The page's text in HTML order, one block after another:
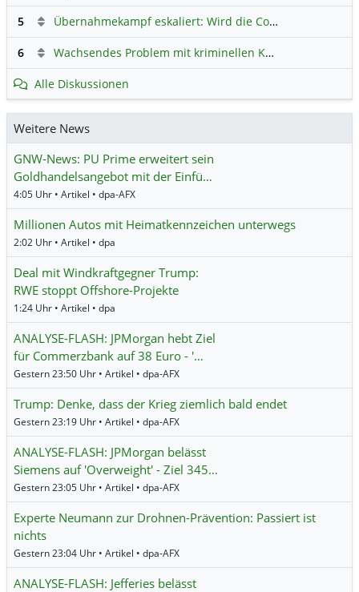
5 Übernahmekampf eskaliert: Wird die Commerzbank italienisch?
6 Wachsendes Problem mit kriminellen Kunden im Online-Handel
Alle Diskussionen
Weitere News
GNW-News: PU Prime erweitert sein
Goldhandelsangebot mit der Einfü…
4:05 Uhr • Artikel • dpa-AFX
Millionen Autos mit Heimatkennzeichen unterwegs
2:02 Uhr • Artikel • dpa
Deal mit Windkraftgegner Trump:
RWE stoppt Offshore-Projekte
1:24 Uhr • Artikel • dpa
ANALYSE-FLASH: JPMorgan hebt Ziel
für Commerzbank auf 38 Euro - '…
Gestern 23:50 Uhr • Artikel • dpa-AFX
Trump: Denke, dass der Krieg ziemlich bald endet
Gestern 23:19 Uhr • Artikel • dpa-AFX
ANALYSE-FLASH: JPMorgan belässt
Siemens auf 'Overweight' - Ziel 345…
Gestern 23:05 Uhr • Artikel • dpa-AFX
Experte Neumann zur Drohnen-Prävention: Passiert ist
nichts
Gestern 23:04 Uhr • Artikel • dpa-AFX
ANALYSE-FLASH: Jefferies belässt